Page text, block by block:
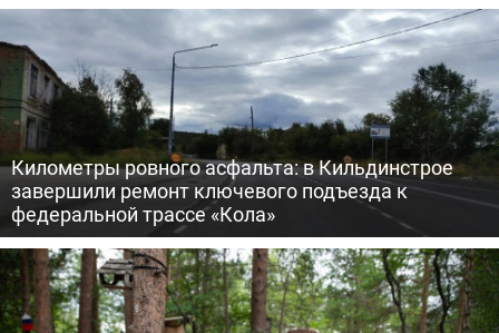
Километры ровного асфальта: в Кильдинстрое
завершили ремонт ключевого подъезда к
федеральной трассе «Кола»